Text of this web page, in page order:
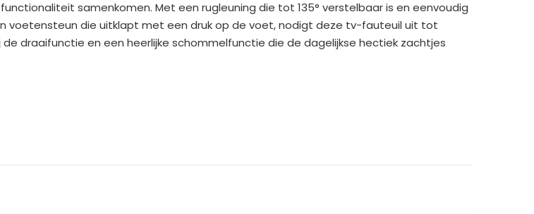
r
n
a
samenkomen. Met een rugleuning die tot 135° verstelbaar is en eenvoudig
voetensteun die uitklapt met een druk op de voet, nodigt deze tv-fauteuil uit tot
draaifunctie en een heerlijke schommelfunctie die de dagelijkse hectiek zachtjes